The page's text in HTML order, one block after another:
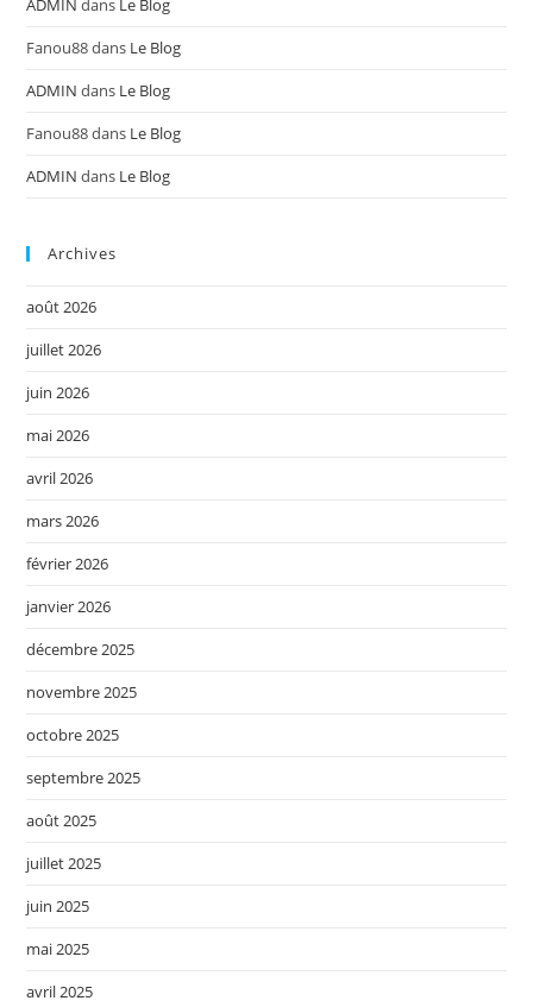
Fanou88dans Le Blog
ADMIN dans Le Blog
Fanou88dans Le Blog
ADMIN dans Le Blog
Archives
août 2026
juillet 2026
juin 2026
mai 2026
avril 2026
mars 2026
février 2026
janvier 2026
décembre 2025
novembre 2025
octobre 2025
septembre 2025
août 2025
juillet 2025
juin 2025
mai 2025
avril 2025